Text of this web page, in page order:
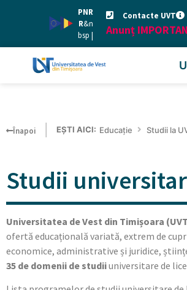
PNR
R&n
bsp |
Contacte UVT
Anunț
Înapoi EȘTI AICI: Educație Studii la
Studii
Universitatea de Vest din Timișoara
ofertă educațională variată, extrem de
economice, administrative și juridice,
35 de domenii de studiiuniversitare de